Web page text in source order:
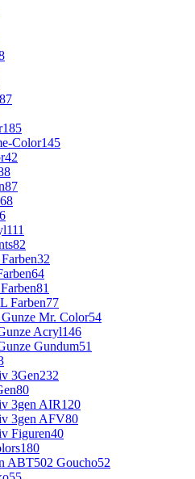
87
185
Color145
42
87
68
6
111
82
32
64
81
Farben77
Mr. Color54
Acryl146
Gundum51
3Gen232
80
3gen AIR120
3gen AFV80
Figuren40
180
ABT502 Goucho52